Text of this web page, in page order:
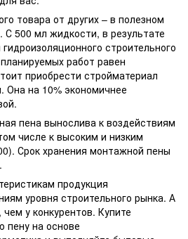
товара от других – в полезном
500 мл жидкости, в результате
строительного
работ равен
приобрести стройматериал
Она на 10% экономичнее
пена вынослива к воздействиям
числе к высоким и низким
Срок хранения монтажной пены
продукция
уровня строительного рынка. А
у конкурентов. Купите
пену на основе